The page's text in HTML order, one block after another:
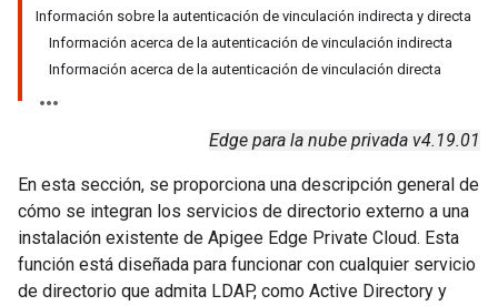
Información sobre la autenticación de vinculación indirecta y directa
Información acerca de la autenticación de vinculación indirecta
Información acerca de la autenticación de vinculación directa
Edge para la nube privada v4.19.01
En esta sección, se proporciona una descripción general de
cómo se integran los servicios de directorio externo a una
instalación existente de Apigee Edge Private Cloud. Esta
función está diseñada para funcionar con cualquier servicio
de directorio que admita LDAP, como Active Directory y